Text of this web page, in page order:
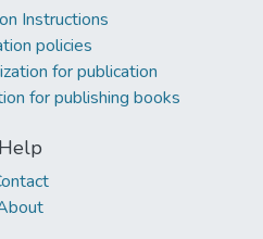
Instructions
policies
for publication
for publishing books
Help